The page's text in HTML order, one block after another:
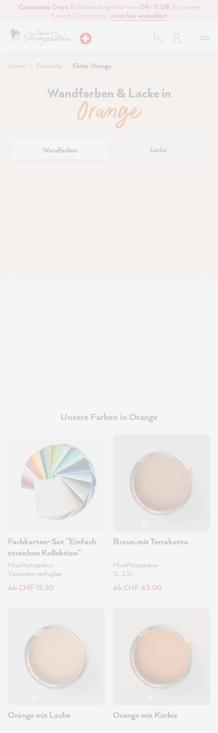
springen
Community Days: Exklusive Angebote vom 09.–11.08. für unsere
Streich-Community. Jetzt hier anmelden!
Home Farbtöne Farbe Orange
Wandfarben & Lacke in
Orange
Wandfarben Lacke
Unsere Farben in Orange
Farbkarten-Set "Einfach
streichen Kollektion"
MissPompadour
Varianten verfügbar
Ab CHF 15.50
Braun mit Terrakotta
MissPompadour
1L, 2.5L
Ab CHF 43.00
Orange mit Lachs Orange mit Kürbis